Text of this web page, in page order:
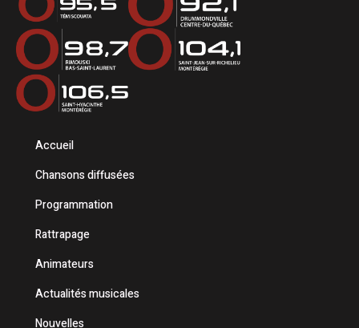
Accueil
Chansons diffusées
Programmation
Rattrapage
Animateurs
Actualités musicales
Nouvelles